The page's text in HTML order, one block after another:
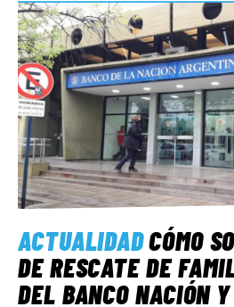
ACTUALIDADCÓMO
DE RESCATE DE
DEL BANCO NACIÓN